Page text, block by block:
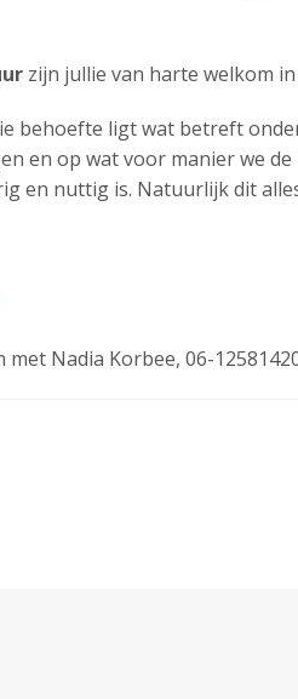
zijn jullie van harte welkom in
behoefte ligt wat betreft
en op wat voor manier we
en nuttig is. Natuurlijk dit
Nadia Korbee, 06-